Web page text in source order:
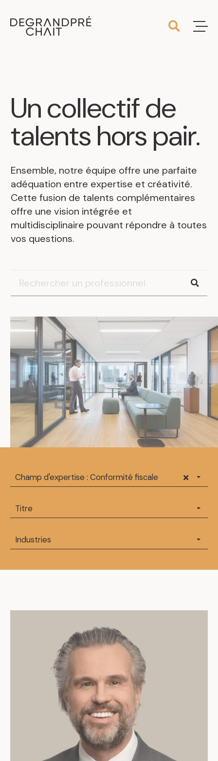
Uncollectifde
talents hors pair.
Ensemble, notre équipe offre une parfaite
adéquation entre expertise et créativité.
Cette fusion de talents complémentaires
offre une vision intégrée et
multidisciplinaire pouvant répondre à toutes
vos questions.
Champ d'expertise : Conformité fiscale
Titre
Industries